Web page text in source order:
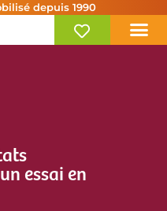
depuis 1990
essai en